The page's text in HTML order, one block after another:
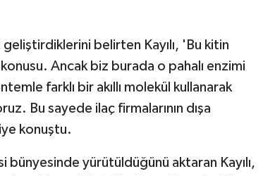
belirten Kayılı, 'Bu kitin
Ancak biz burada o pahalı enzimi
farklı bir akıllı molekül kullanarak
Bu sayede ilaç firmalarının dışa
konuştu.
yürütüldüğünü aktaran Kayılı,